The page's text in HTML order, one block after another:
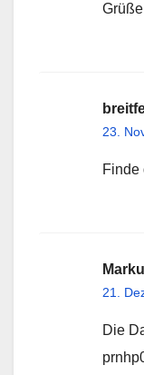
Grüße
23.
Finde
21.
Die